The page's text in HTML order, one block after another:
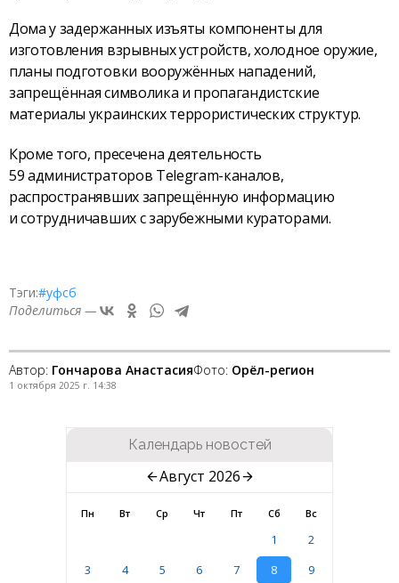
Дома у задержанных изъяты компоненты для
изготовления взрывных устройств, холодное оружие,
планы подготовки вооружённых нападений,
запрещённая символика и пропагандистские
материалы украинских террористических структур.
Кроме того, пресечена деятельность
59 администраторов Telegram-каналов,
распространявших запрещённую информацию
и сотрудничавших с зарубежными кураторами.
Тэги:#уфсб
Поделиться —
Автор: Гончарова АнастасияФото: Орёл-регион
1 октября 2025 г. 14:38
Календарь новостей
Август 2026
Пн Вт Ср Чт Пт Сб Вс
1
2
3
4 5 6 7 8
9